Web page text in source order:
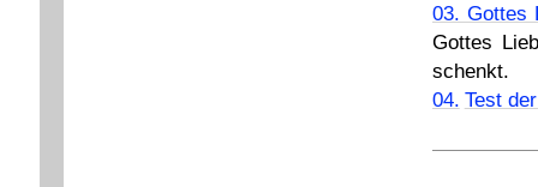
03. Gottes
Gottes
schenkt.
04. Test